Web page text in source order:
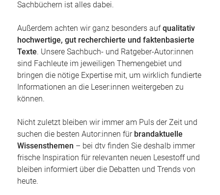
Sachbüchern ist alles dabei.
Außerdem achten wir ganz besonders aufqualitativ
hochwertige, gut recherchierte und faktenbasierte
Texte. Unsere Sachbuch- und Ratgeber-Autor:innen
sind Fachleute im jeweiligen Themengebiet und
bringen die nötige Expertise mit, um wirklich fundierte
Informationen an die Leser:innen weitergeben zu
können.
Nicht zuletzt bleiben wir immer am Puls der Zeit und
suchen die besten Autor:innen für brandaktuelle
Wissensthemen – bei dtv finden Sie deshalb immer
frische Inspiration für relevanten neuen Lesestoff und
bleiben informiert über die Debatten und Trends von
heute.